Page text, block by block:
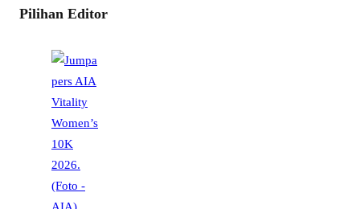
Pilihan Editor